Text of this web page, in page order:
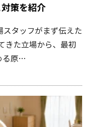
策を紹介
タッフがまず伝えた
きた立場から、最初
る原…